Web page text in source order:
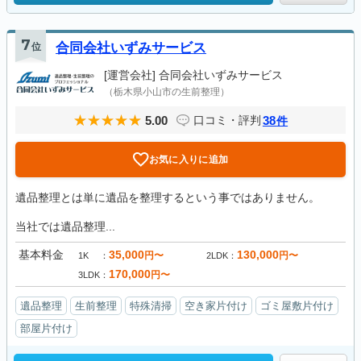
7位 合同会社いずみサービス
[運営会社] 合同会社いずみサービス
（栃木県小山市の生前整理）
5.00 口コミ・評判 38件
お気に入りに追加
遺品整理とは単に遺品を整理するという事ではありません。
当社では遺品整理...
基本料金 1K 35,000円〜 2LDK 130,000円〜
3LDK 170,000円〜
遺品整理 生前整理 特殊清掃 空き家片付け
ゴミ屋敷片付け
部屋片付け